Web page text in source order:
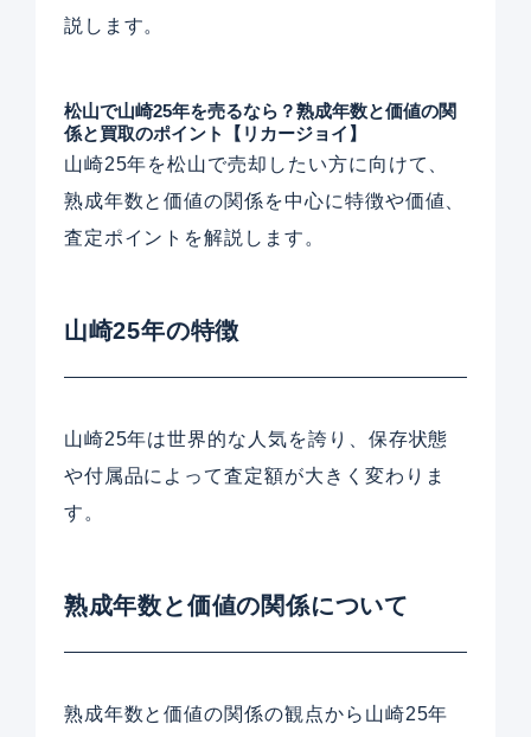
説します。
松山で山崎25年を売るなら？熟成年数と価値の関
係と買取のポイント【リカージョイ】
山崎25年を松山で売却したい方に向けて、
熟成年数と価値の関係を中心に特徴や価値、
査定ポイントを解説します。
山崎25年の特徴
山崎25年は世界的な人気を誇り、保存状態
や付属品によって査定額が大きく変わりま
す。
熟成年数と価値の関係について
熟成年数と価値の関係の観点から山崎25年